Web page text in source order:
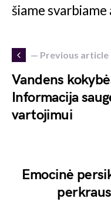
šiame
— Previous article
Vandens
Informacija
vartojimui
Emocinė